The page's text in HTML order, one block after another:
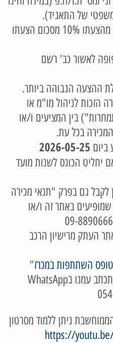
של התאגיד).
מציע אשר יחזור בו מהצעתו 10% מסכום הצעתו
לאשור כב' רשם
ההצעה הגבוהה ביותר.
הזכות לניהול מו"מ או
בין המציעים ו/או
בכל עת.
2026-05-25
יחליט הכונס לשנות מועד
לקבל גם בפרק "תנאי מכירה
באתר זה ו/או
העתק מרישיון הרכב
טופס השתתפות במכרז"
לנוחיותכם ניתן להתכתב עמנו בWhatsApp
ניתן ללמוד מסרטון
https://